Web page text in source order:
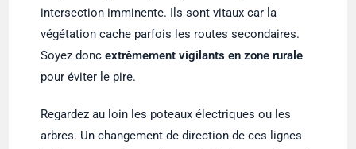
intersection imminente. Ils sont vitaux car la
végétation cache parfois les routes secondaires.
Soyez doncextrêmement vigilants en zone rurale
pour éviter le pire.
Regardez au loin les poteaux électriques ou les
arbres. Un changement de direction de ces lignes